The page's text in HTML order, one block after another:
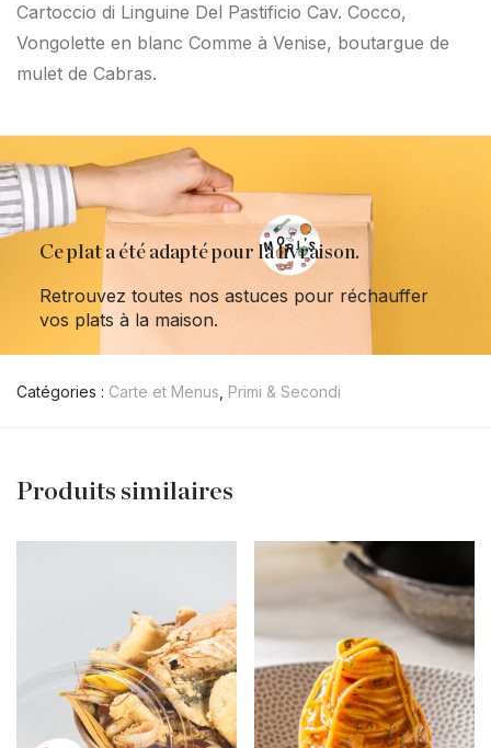
Cartoccio di Linguine Del Pastificio Cav. Cocco,
Vongolette en blanc Comme à Venise, boutargue de
mulet de Cabras.
Ce plat a été adapté pour la livraison.
Retrouvez toutes nos astuces pour réchauffer
vos plats à la maison.
Catégories : Carte et Menus Primi & Secondi
Produits similaires